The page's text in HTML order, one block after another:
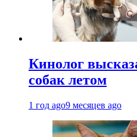
Кинолог
собак летом
1 год ago9 месяцев ago